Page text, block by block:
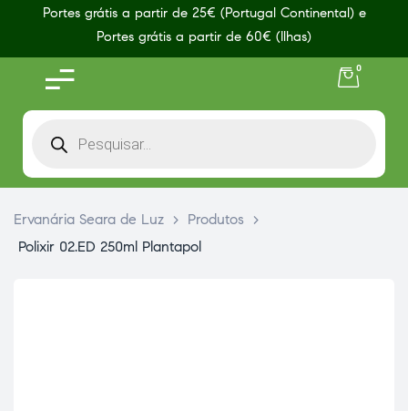
Portes grátis a partir de 25€ (Portugal Continental) e
Portes grátis a partir de 60€ (Ilhas)
0
Ervanária Seara de Luz > Produtos
>
Polixir 02.ED 250ml Plantapol